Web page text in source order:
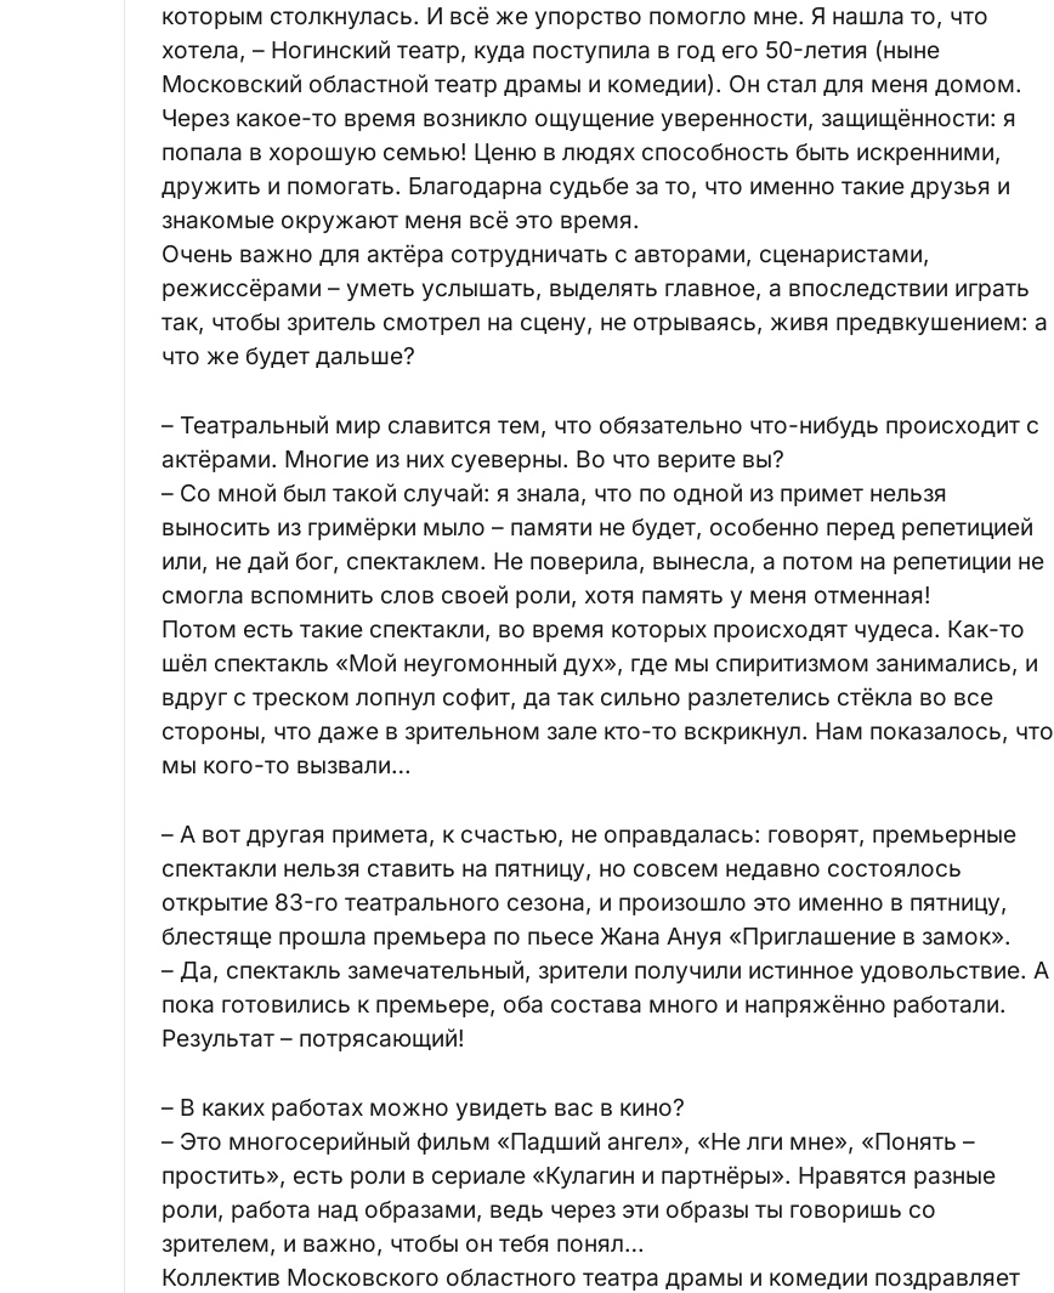
которым столкнулась. И всё же упорство помогло мне. Я нашла то, что
хотела, – Ногинский театр, куда поступила в год его 50-летия (ныне
Московский областной театр драмы и комедии). Он стал для меня домом.
Через какое-то время возникло ощущение уверенности, защищённости: я
попала в хорошую семью! Ценю в людях способность быть искренними,
дружить и помогать. Благодарна судьбе за то, что именно такие друзья и
знакомые окружают меня всё это время.
Очень важно для актёра сотрудничать с авторами, сценаристами,
режиссёрами – уметь услышать, выделять главное, а впоследствии играть
так, чтобы зритель смотрел на сцену, не отрываясь, живя предвкушением: а
что же будет дальше?
– Театральный мир славится тем, что обязательно что-нибудь происходит с
актёрами. Многие из них суеверны. Во что верите вы?
– Со мной был такой случай: я знала, что по одной из примет нельзя
выносить из гримёрки мыло – памяти не будет, особенно перед репетицией
или, не дай бог, спектаклем. Не поверила, вынесла, а потом на репетиции не
смогла вспомнить слов своей роли, хотя память у меня отменная!
Потом есть такие спектакли, во время которых происходят чудеса. Как-то
шёл спектакль «Мой неугомонный дух», где мы спиритизмом занимались, и
вдруг с треском лопнул софит, да так сильно разлетелись стёкла во все
стороны, что даже в зрительном зале кто-то вскрикнул. Нам показалось, что
мы кого-то вызвали…
– А вот другая примета, к счастью, не оправдалась: говорят, премьерные
спектакли нельзя ставить на пятницу, но совсем недавно состоялось
открытие 83-го театрального сезона, и произошло это именно в пятницу,
блестяще прошла премьера по пьесе Жана Ануя «Приглашение в замок».
– Да, спектакль замечательный, зрители получили истинное удовольствие. А
пока готовились к премьере, оба состава много и напряжённо работали.
Результат – потрясающий!
– В каких работах можно увидеть вас в кино?
– Это многосерийный фильм «Падший ангел», «Не лги мне», «Понять –
простить», есть роли в сериале «Кулагин и партнёры». Нравятся разные
роли, работа над образами, ведь через эти образы ты говоришь со
зрителем, и важно, чтобы он тебя понял…
Коллектив Московского областного театра драмы и комедии поздравляет